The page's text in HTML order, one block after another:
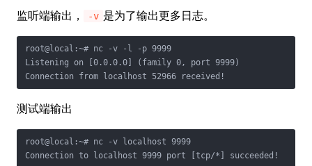
监听端输出， -v 是为了输出更多日志。
root@local:~# nc -v -l -p 9999
Listening on [0.0.0.0] (family 0, port 9999)
Connection from localhost 52966 received!
测试端输出
root@local:~# nc -v localhost 9999
Connection to localhost 9999 port [tcp/*] succeeded!